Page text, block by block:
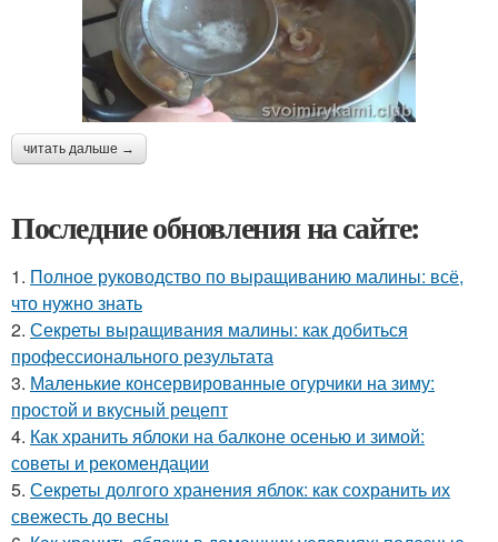
читать дальше →
Последние обновления на сайте:
1. Полное руководство по выращиванию малины: всё,
что нужно знать
2. Секреты выращивания малины: как добиться
профессионального результата
3. Маленькие консервированные огурчики на зиму:
простой и вкусный рецепт
4. Как хранить яблоки на балконе осенью и зимой:
советы и рекомендации
5. Секреты долгого хранения яблок: как сохранить их
свежесть до весны